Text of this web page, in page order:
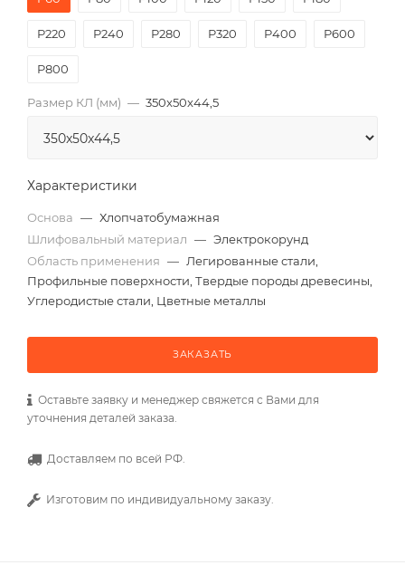
P220 P240 P280 P320 P400 P600
P800
Размер КЛ (мм) — 350x50x44,5
Характеристики
Основа — Хлопчатобумажная
Шлифовальный материал — Электрокорунд
Область применения — Легированные стали,
Профильные поверхности, Твердые породы древесины,
Углеродистые стали, Цветные металлы
ЗАКАЗАТЬ
Оставьте заявку и менеджер свяжется с Вами для
уточнения деталей заказа.
Доставляем по всей РФ.
Изготовим по индивидуальному заказу.